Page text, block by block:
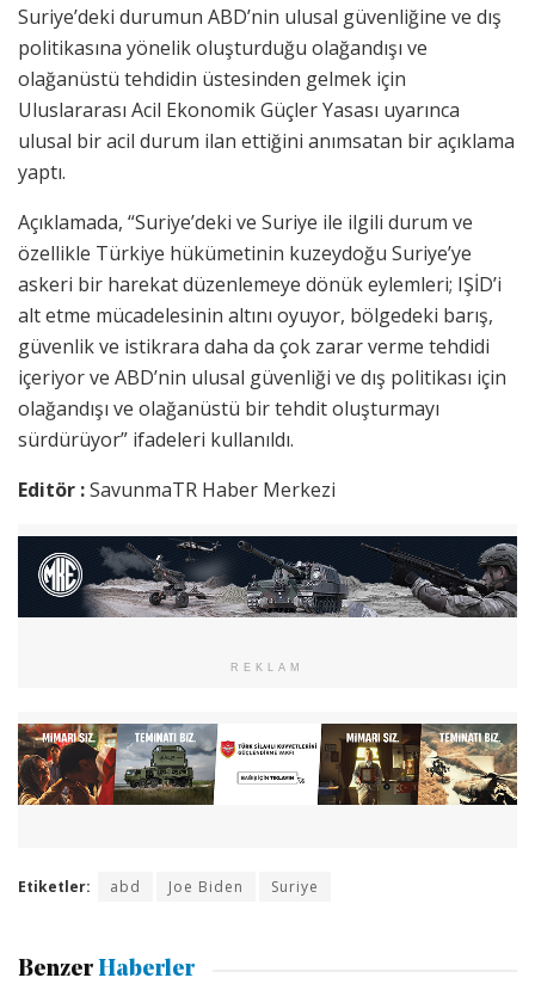
Suriye’deki durumun ABD’nin ulusal güvenliğine ve dış
politikasına yönelik oluşturduğu olağandışı ve
olağanüstü tehdidin üstesinden gelmek için
Uluslararası Acil Ekonomik Güçler Yasası uyarınca
ulusal bir acil durum ilan ettiğini anımsatan bir açıklama
yaptı.
Açıklamada, “Suriye’deki ve Suriye ile ilgili durum ve
özellikle Türkiye hükümetinin kuzeydoğu Suriye’ye
askeri bir harekat düzenlemeye dönük eylemleri; IŞİD’i
alt etme mücadelesinin altını oyuyor, bölgedeki barış,
güvenlik ve istikrara daha da çok zarar verme tehdidi
içeriyor ve ABD’nin ulusal güvenliği ve dış politikası için
olağandışı ve olağanüstü bir tehdit oluşturmayı
sürdürüyor” ifadeleri kullanıldı.
Editör :SavunmaTR Haber Merkezi
REKLAM
Etiketler: abd Joe Biden Suriye
Benzer Haberler